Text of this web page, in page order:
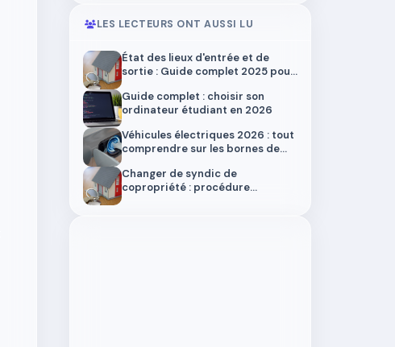
LES LECTEURS ONT AUSSI LU
État des lieux d'entrée et de
sortie : Guide complet 2025 pour
Guide complet : choisir son
ordinateur étudiant en 2026
Véhicules électriques 2026 : tout
comprendre sur les bornes de
Changer de syndic de
copropriété : procédure